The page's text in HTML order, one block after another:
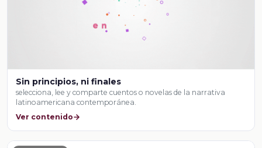
Sin principios, ni finales
selecciona, lee y comparte cuentos o novelas de la narrativa
latinoamericana contemporánea.
Ver contenido